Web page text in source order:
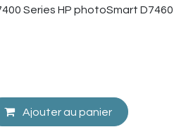
Series HP photoSmart D7460
Ajouter au panier